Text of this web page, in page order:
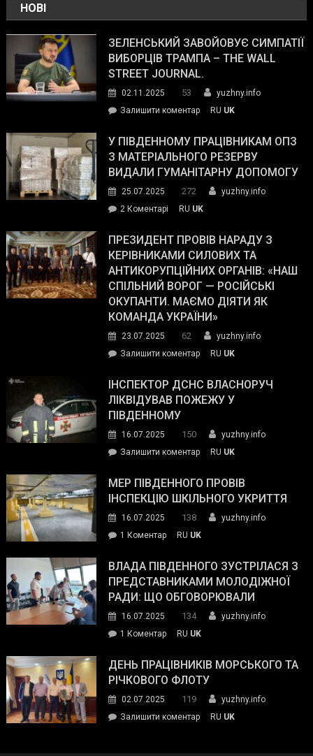
НОВІ
ЗЕЛЕНСЬКИЙ ЗАВОЙОВУЄ СИМПАТІЇ
ВИБОРЦІВ ТРАМПА – THE WALL
STREET JOURNAL.
02.11.2025 53
yuzhny.info
Залишити коментарon
завойовує
симпатії
виборців
The
Street
Journal.
RU UK
У ПІВДЕННОМУ ПРАЦІВНИКАМ ОПЗ
З МАТЕРІАЛЬНОГО РЕЗЕРВУ
ВИДАЛИ ГУМАНІТАРНУ ДОПОМОГУ
25.07.2025 272
yuzhny.info
2 Коментарі
Південному
працівникам
ОПЗ
з
матеріального
резерву
гуманітарну
допомогу
RU UK
ПРЕЗИДЕНТ ПРОВІВ НАРАДУ З
КЕРІВНИКАМИ СИЛОВИХ ТА
АНТИКОРУПЦІЙНИХ ОРГАНІВ: «НАШ
СПІЛЬНИЙ ВОРОГ — РОСІЙСЬКІ
ОКУПАНТИ. МАЄМО ДІЯТИ ЯК
КОМАНДА УКРАЇНИ»
23.07.2025 62
yuzhny.info
Залишити коментарon
провів
нараду
силових
та
органів:
«Наш
спільний
окупанти.
Маємо
діяти
команда
RU UK
ІНСПЕКТОР ДСНС ВЛАСНОРУЧ
ЛІКВІДУВАВ ПОЖЕЖУ У
ПІВДЕННОМУ
16.07.2025 150
yuzhny.info
Залишити коментарon
ДСНС
власноруч
пожежу
у
RU UK
МЕР ПІВДЕННОГО ПРОВІВ
ІНСПЕКЦІЮ ШКІЛЬНОГО УКРИТТЯ
16.07.2025 138
yuzhny.info
1 Коментардо
Південного
провів
інспекцію
укриття
RU UK
ВЛАДА ПІВДЕННОГО ЗУСТРІЛАСЯ З
ПРЕДСТАВНИКАМИ МОЛОДІЖНОЇ
РАДИ: ЩО ОБГОВОРЮВАЛИ
16.07.2025 134
yuzhny.info
1 Коментардо
Південного
зустрілася
представниками
молодіжної
RU UK
ДЕНЬ ПРАЦІВНИКІВ МОРСЬКОГО ТА
РІЧКОВОГО ФЛОТУ
02.07.2025 119
yuzhny.info
Залишити коментарon
RU UK